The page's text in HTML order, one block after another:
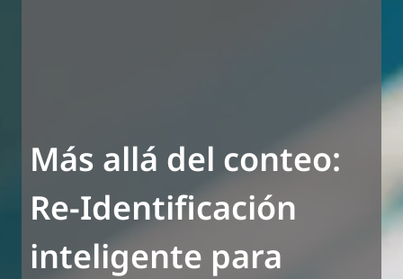
Más allá del conteo:
Re-Identificación
inteligente para